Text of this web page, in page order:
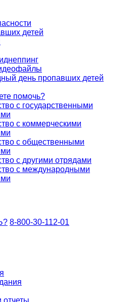
детей
день пропавших детей
помочь?
с государственными
с коммерческими
с общественными
с другими отрядами
с международными
8-800-30-112-01
отчеты